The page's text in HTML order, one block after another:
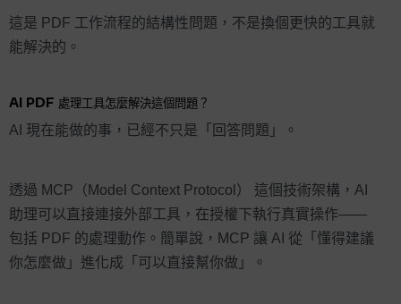
這是 PDF 工作流程的結構性問題，不是換個更快的工具就
能解決的。
AI PDF 處理工具怎麼解決這個問題？
AI 現在能做的事，已經不只是「回答問題」。
透過 MCP（Model Context Protocol） 這個技術架構，AI
助理可以直接連接外部工具，在授權下執行真實操作——
包括 PDF 的處理動作。簡單說，MCP 讓 AI 從「懂得建議
你怎麼做」進化成「可以直接幫你做」。